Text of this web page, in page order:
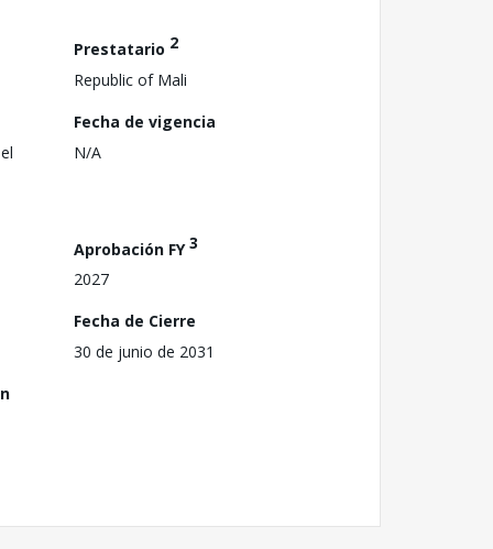
Prestatario 2
Republic of Mali
Fecha de vigencia
N/A
Aprobación FY3
2027
Fecha de Cierre
30 de junio de 2031